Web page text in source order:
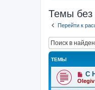
Темы без
Перейти к
ТЕМЫ
Н
о
в
С
Olegiv